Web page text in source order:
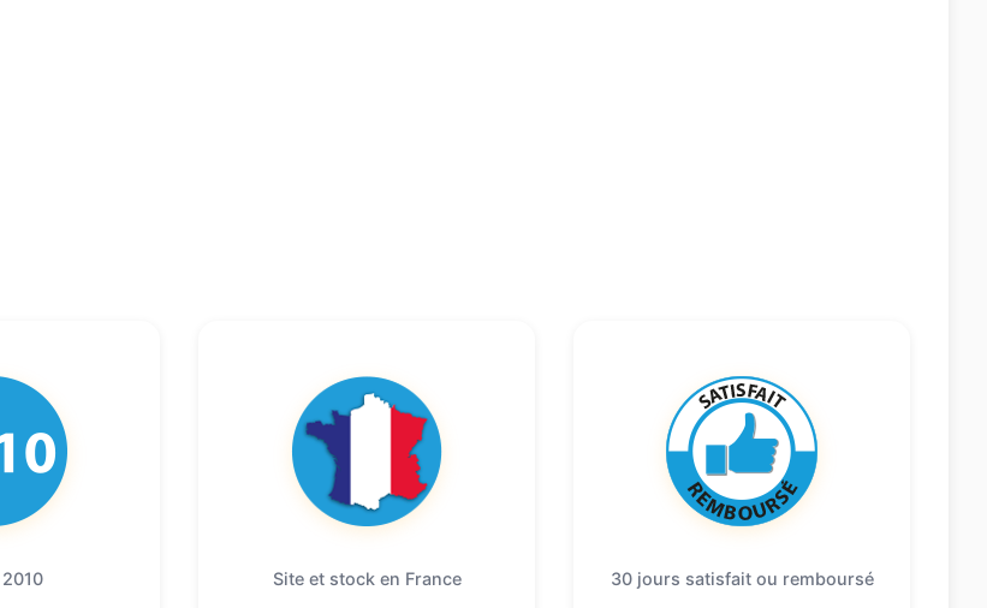
Site et stock en France 30 jours satisfait ou remboursé